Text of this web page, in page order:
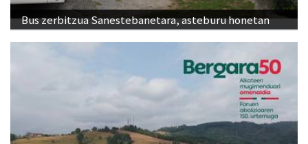
Bus zerbitzua Sanestebanetara, asteburu honetan